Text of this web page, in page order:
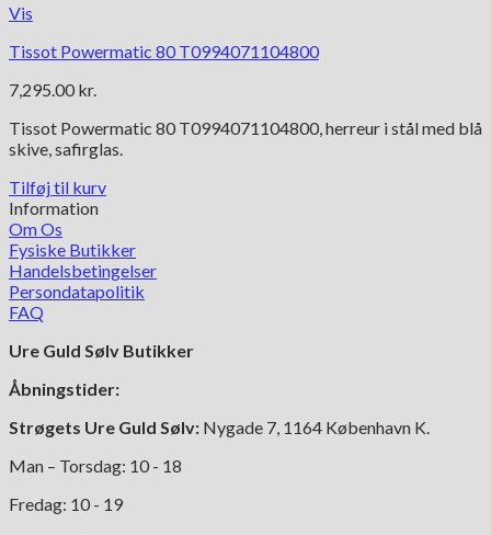
Vis
Tissot Powermatic 80 T0994071104800
7,295.00 kr.
Tissot Powermatic 80 T0994071104800, herreur i stål med blå
skive, safirglas.
Tilføj til kurv
Information
Om Os
Fysiske Butikker
Handelsbetingelser
Persondatapolitik
FAQ
Ure Guld Sølv Butikker
Åbningstider:
Strøgets Ure Guld Sølv: Nygade 7, 1164 København K.
Man – Torsdag: 10 - 18
Fredag: 10 - 19